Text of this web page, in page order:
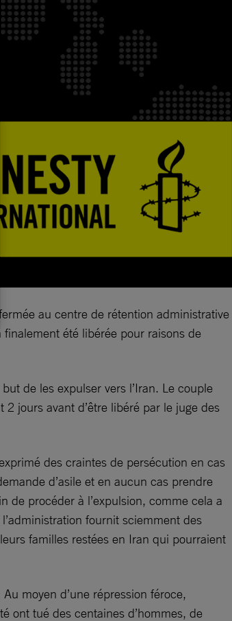
au centre de rétention administrative
finalement été libérée pour raisons de
de les expulser vers l’Iran. Le couple
jours avant d’être libéré par le juge des
des craintes de persécution en cas
d’asile et en aucun cas prendre
de procéder à l’expulsion, comme cela a
fournit sciemment des
familles restées en Iran qui pourraient
moyen d’une répression féroce,
ont tué des centaines d’hommes, de